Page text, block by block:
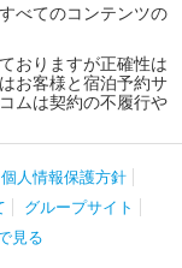
べてのコンテンツの
おりますが正確性は
お客様と宿泊予約サ
ムは契約の不履行や
個人情報保護方針
グループサイト
見る